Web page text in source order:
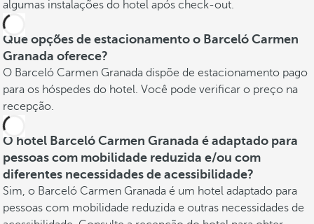
algumas instalações do hotel após check-out.
Que opções de estacionamento o Barceló Carmen
Granada oferece?
O Barceló Carmen Granada dispõe de estacionamento pago
para os hóspedes do hotel. Você pode verificar o preço na
recepção.
O hotel Barceló Carmen Granada é adaptado para
pessoas com mobilidade reduzida e/ou com
diferentes necessidades de acessibilidade?
Sim, o Barceló Carmen Granada é um hotel adaptado para
pessoas com mobilidade reduzida e outras necessidades de